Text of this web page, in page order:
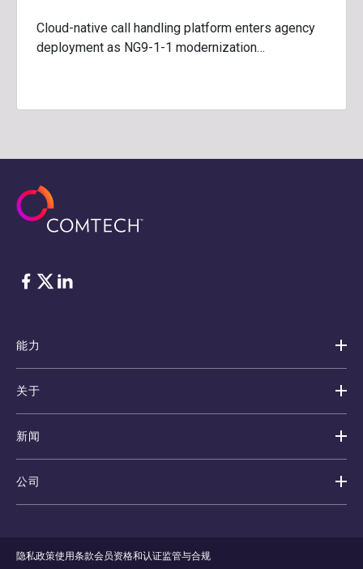
Cloud-native call handling platform enters agency
deployment as NG9-1-1 modernization…
脸书 Twitter
ǞǞǞ
能力
关于
新闻
公司
隐私政策使用条款会员资格和认证监管与合规